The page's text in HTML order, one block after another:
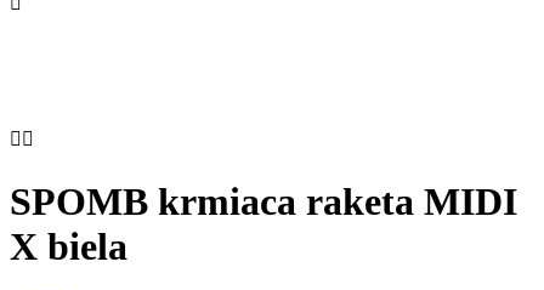
 
SPOMB krmiaca raketa MIDI
X biela